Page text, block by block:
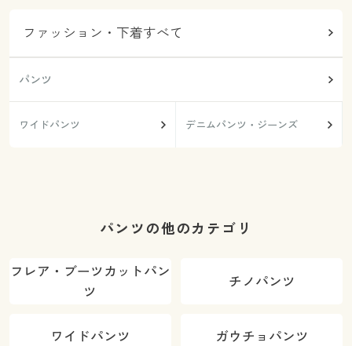
ファッション・下着すべて
パンツ
ワイドパンツ デニムパンツ・ジーンズ
パンツの他のカテゴリ
フレア・ブーツカットパン
ツ
チノパンツ
ワイドパンツ ガウチョパンツ